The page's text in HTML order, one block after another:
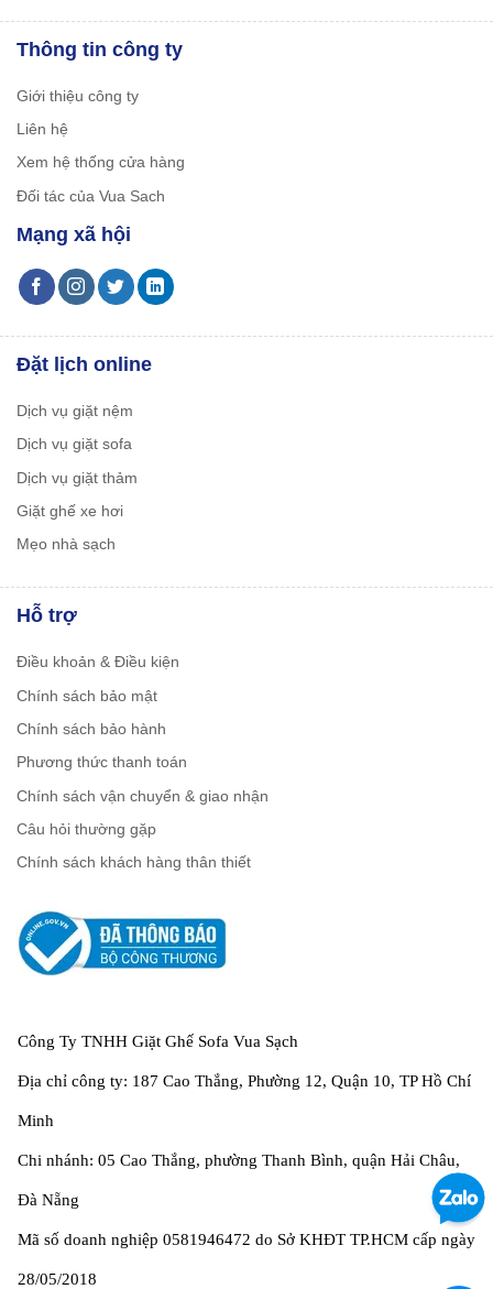
Thông tin công ty
Giới thiệu công ty
Liên hệ
Xem hệ thống cửa hàng
Đối tác của Vua Sach
Mạng xã hội
Đặt lịch online
Dịch vụ giặt nệm
Dịch vụ giặt sofa
Dịch vụ giặt thảm
Giặt ghế xe hơi
Mẹo nhà sạch
Hỗ trợ
Điều khoản & Điều kiện
Chính sách bảo mật
Chính sách bảo hành
Phương thức thanh toán
Chính sách vận chuyển & giao nhận
Câu hỏi thường gặp
Chính sách khách hàng thân thiết
Công Ty TNHH Giặt Ghế Sofa Vua Sạch
Địa chỉ công ty: 187 Cao Thắng, Phường 12, Quận 10, TP Hồ Chí
Minh
Chi nhánh: 05 Cao Thắng, phường Thanh Bình, quận Hải Châu,
Đà Nẵng
Mã số doanh nghiệp 0581946472 do Sở KHĐT TP.HCM cấp ngày
28/05/2018